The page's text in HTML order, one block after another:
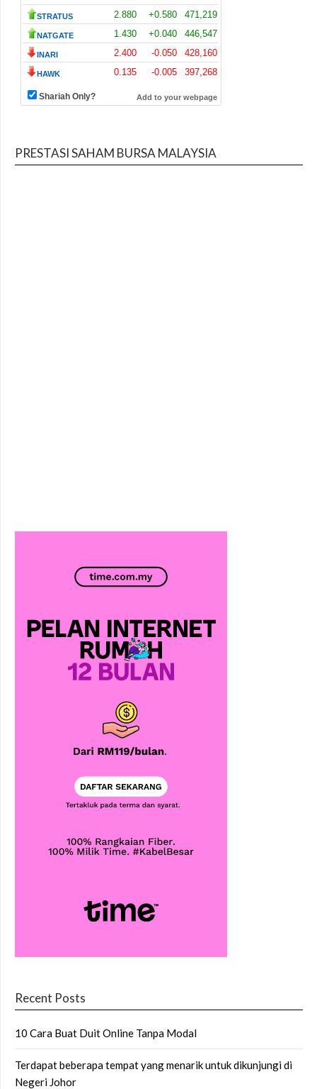
PRESTASI SAHAM BURSA MALAYSIA
Recent Posts
10 Cara Buat Duit Online Tanpa Modal
Terdapat beberapa tempat yang menarik untuk dikunjungi di
Negeri Johor